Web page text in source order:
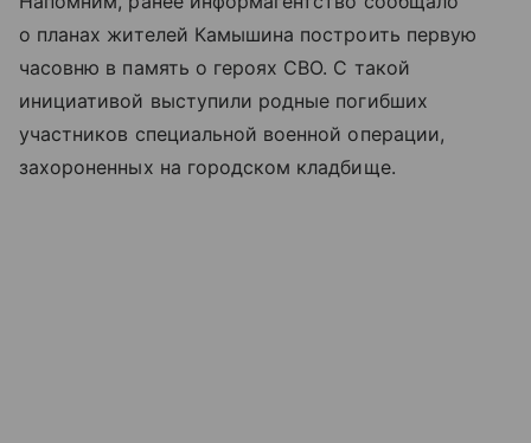
о планах жителей Камышина построить первую
часовню в память о героях СВО. С такой
инициативой выступили родные погибших
участников специальной военной операции,
захороненных на городском кладбище.